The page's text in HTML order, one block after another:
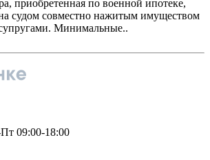
приобретенная по военной ипотеке,
судом совместно нажитым имуществом
Минимальные..
09:00-18:00